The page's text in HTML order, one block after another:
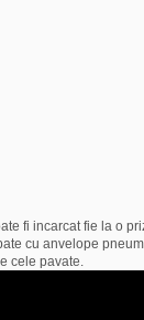
fi incarcat fie la o
cu anvelope
cele pavate.